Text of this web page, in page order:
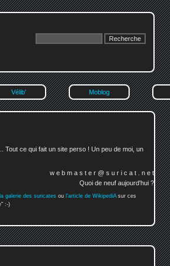
Vélib' Moblog
Tout ce qui fait un site perso ! Un peu de moi, un
w e b m a s t e r @ s u r i c a t . n e t
Quoi de neuf aujourd'hui ?
la galerie des suricates ou l'article de WikipediAsur ces
:-)